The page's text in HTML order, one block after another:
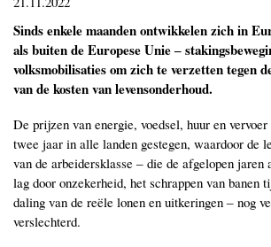
Sinds enkele maanden ontwikkelen zich in
als buiten de Europese Unie ‒
volksmobilisaties om zich te verzetten tegen
van de kosten van levensonderhoud.
De prijzen van energie, voedsel, huur en
twee jaar in alle landen gestegen, waardoor de
van de arbeidersklasse ‒ die de afgelopen jaren
lag door onzekerheid, het schrappen van banen
daling van de reële lonen en uitkeringen ‒ nog
verslechterd.